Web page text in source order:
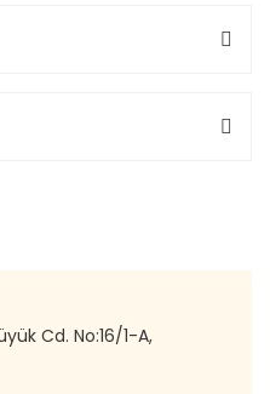
Cd. No:16/1-A,